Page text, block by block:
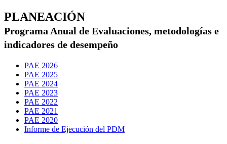
PLANEACIÓN
Programa Anual de Evaluaciones, metodologías e
indicadores de desempeño
PAE 2026
PAE 2025
PAE 2024
PAE 2023
PAE 2022
PAE 2021
PAE 2020
Informe de Ejecución del PDM